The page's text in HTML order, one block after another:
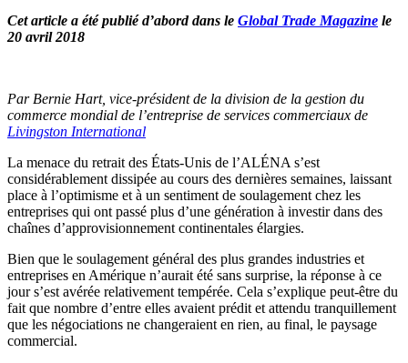
Cet article a été publié d’abord dans le Global Trade Magazine le
20 avril 2018
Par Bernie Hart, vice-président de la division de la gestion du
commerce mondial de l’entreprise de services commerciaux de
Livingston International
La menace du retrait des États-Unis de l’ALÉNA s’est
considérablement dissipée au cours des dernières semaines, laissant
place à l’optimisme et à un sentiment de soulagement chez les
entreprises qui ont passé plus d’une génération à investir dans des
chaînes d’approvisionnement continentales élargies.
Bien que le soulagement général des plus grandes industries et
entreprises en Amérique n’aurait été sans surprise, la réponse à ce
jour s’est avérée relativement tempérée. Cela s’explique peut-être du
fait que nombre d’entre elles avaient prédit et attendu tranquillement
que les négociations ne changeraient en rien, au final, le paysage
commercial.